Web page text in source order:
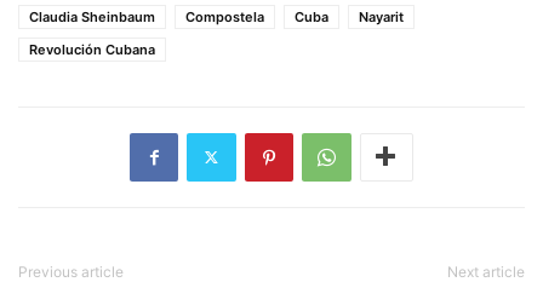
Claudia Sheinbaum
Compostela Cuba
Nayarit
Revolución Cubana
Previous article Next article